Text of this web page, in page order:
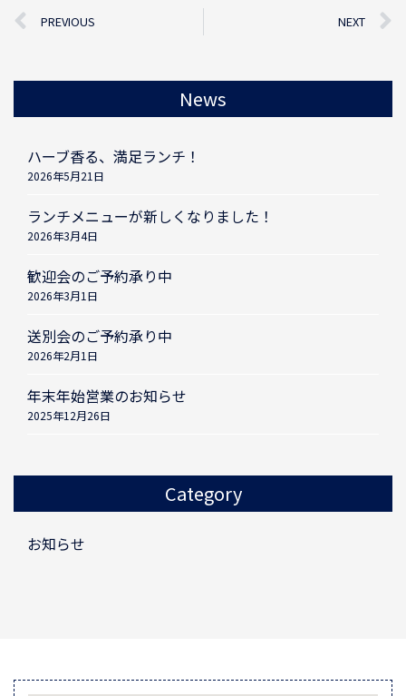
PREVIOUS NEXT
News
ハーブ香る、満足ランチ！
2026年5月21日
ランチメニューが新しくなりました！
2026年3月4日
歓迎会のご予約承り中
2026年3月1日
送別会のご予約承り中
2026年2月1日
年末年始営業のお知らせ
2025年12月26日
Category
お知らせ